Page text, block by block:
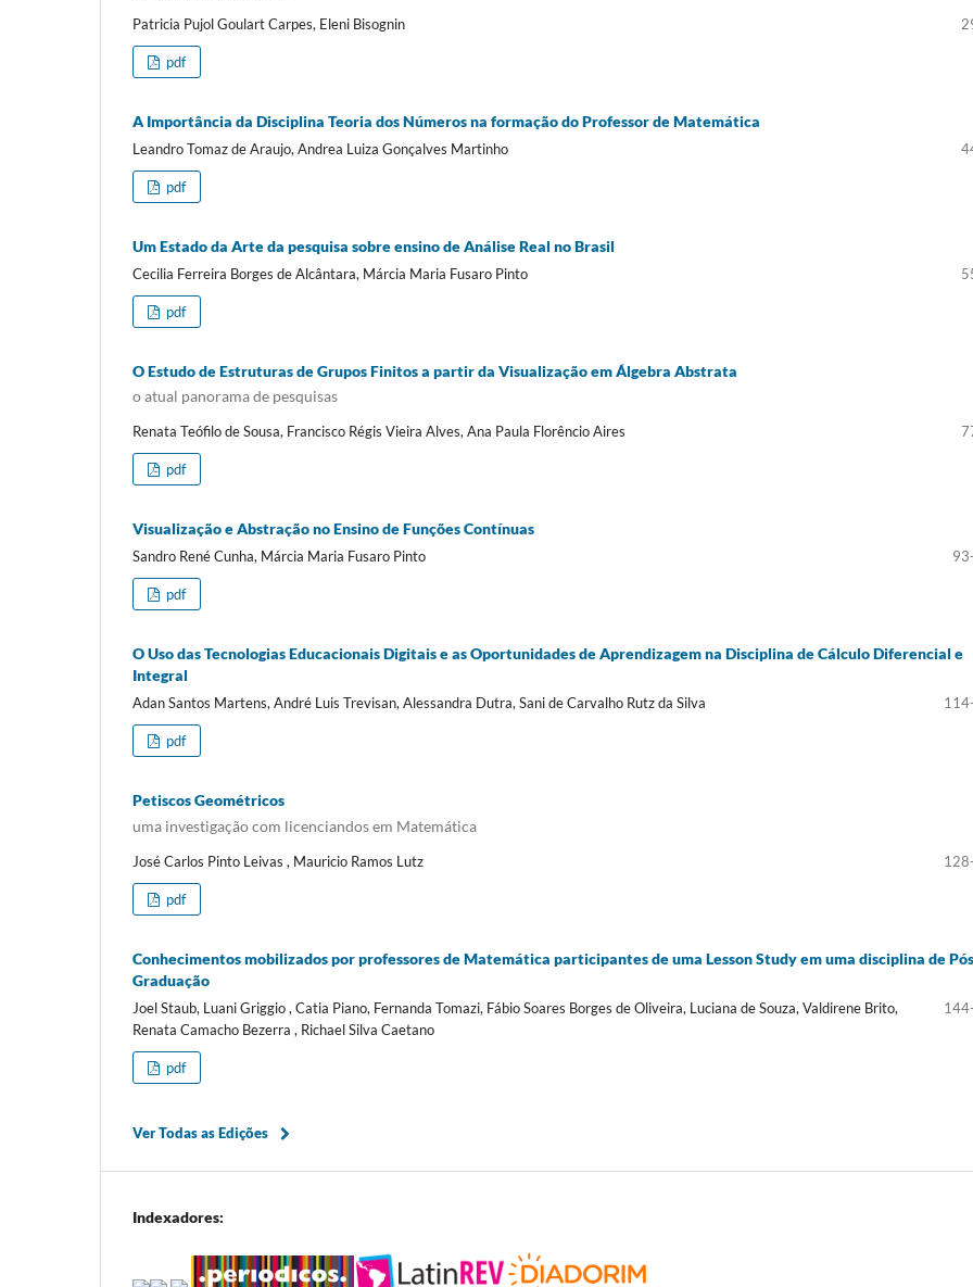
Patricia Pujol Goulart Carpes, Eleni Bisognin
pdf
A Importância da Disciplina Teoria dos Números na formação do Professor de Matemática
Leandro Tomaz de Araujo, Andrea Luiza Gonçalves Martinho
pdf
Um Estado da Arte da pesquisa sobre ensino de Análise Real no Brasil
Cecilia Ferreira Borges de Alcântara, Márcia Maria Fusaro Pinto
pdf
O Estudo de Estruturas de Grupos Finitos a partir da Visualização em Álgebra Abstrata
o atual panorama de pesquisas
Renata Teófilo de Sousa, Francisco Régis Vieira Alves, Ana Paula Florêncio Aires
pdf
Visualização e Abstração no Ensino de Funções Contínuas
Sandro René Cunha, Márcia Maria Fusaro Pinto
pdf
O Uso das Tecnologias Educacionais Digitais e as Oportunidades de Aprendizagem na Disciplina de Cálculo Diferencial e
Integral
Adan Santos Martens, André Luis Trevisan, Alessandra Dutra, Sani de Carvalho Rutz da Silva
pdf
Petiscos Geométricos
uma investigação com licenciandos em Matemática
José Carlos Pinto Leivas , Mauricio Ramos Lutz
pdf
Conhecimentos mobilizados por professores de Matemática participantes de uma Lesson Study em uma disciplina de
Graduação
Joel Staub, Luani Griggio , Catia Piano, Fernanda Tomazi, Fábio Soares Borges de Oliveira, Luciana de Souza, Valdirene Brito,
Renata Camacho Bezerra , Richael Silva Caetano
pdf
Ver Todas as Edições
Indexadores: